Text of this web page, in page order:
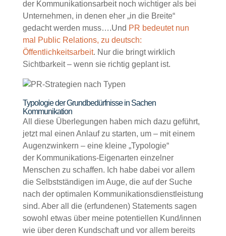
der Kommunikationsarbeit noch wichtiger als bei
Unternehmen, in denen eher „in die Breite“
gedacht werden muss….Und PR bedeutet nun
mal Public Relations, zu deutsch:
Öffentlichkeitsarbeit. Nur die bringt wirklich
Sichtbarkeit – wenn sie richtig geplant ist.
Typologie der Grundbedürfnisse in Sachen
Kommunikation
All diese Überlegungen haben mich dazu geführt,
jetzt mal einen Anlauf zu starten, um – mit einem
Augenzwinkern – eine kleine „Typologie“
der Kommunikations-Eigenarten einzelner
Menschen zu schaffen. Ich habe dabei vor allem
die Selbstständigen im Auge, die auf der Suche
nach der optimalen Kommunikationsdienstleistung
sind. Aber all die (erfundenen) Statements sagen
sowohl etwas über meine potentiellen Kund/innen
wie über deren Kundschaft und vor allem bereits